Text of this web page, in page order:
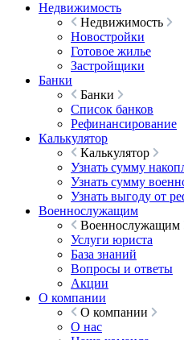
Недвижимость
Недвижимость
Новостройки
Готовое жилье
Застройщики
Банки
Банки
Список банков
Рефинансирование
Калькулятор
Калькулятор
Узнать сумму
Узнать сумму
Узнать выгоду от
Военнослужащим
Военнослужащим
Услуги юриста
База знаний
Вопросы и ответы
Акции
О компании
О компании
О нас